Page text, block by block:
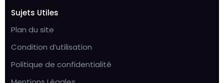
Sujets Utiles
Plan du site
Condition d’utilisation
Politique de confidentialité